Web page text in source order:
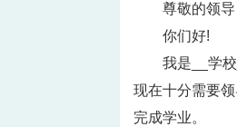
尊敬的领导
你们好!
我是__学
现在十分需要
完成学业。